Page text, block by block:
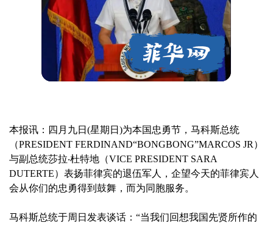
本报讯：四月九日(星期日)为本国忠勇节，马科斯总统
（PRESIDENT FERDINAND“BONGBONG”MARCOS JR）
与副总统莎拉‧杜特地（VICE PRESIDENT SARA
DUTERTE）表扬菲律宾的退伍军人，企望今天的菲律宾人
会从你们的忠勇得到鼓舞，而为同胞服务。
马科斯总统于周日发表谈话：“当我们回想我国先贤所作的